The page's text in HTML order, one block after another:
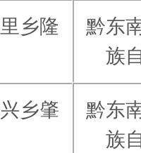
乡隆
黔东
族
乡肇
黔东
族